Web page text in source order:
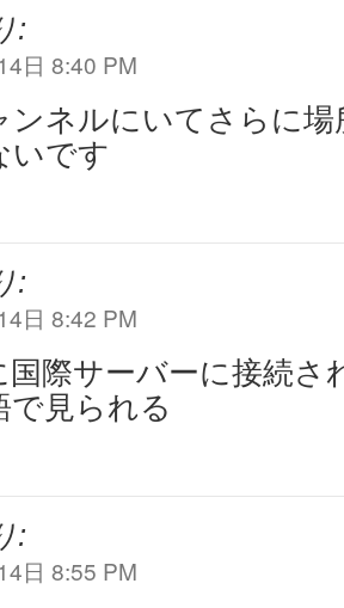
:
日 8:40 PM
ンネルにいてさらに
いです
:
日 8:42 PM
国際サーバーに接続さ
で見られる
:
日 8:55 PM